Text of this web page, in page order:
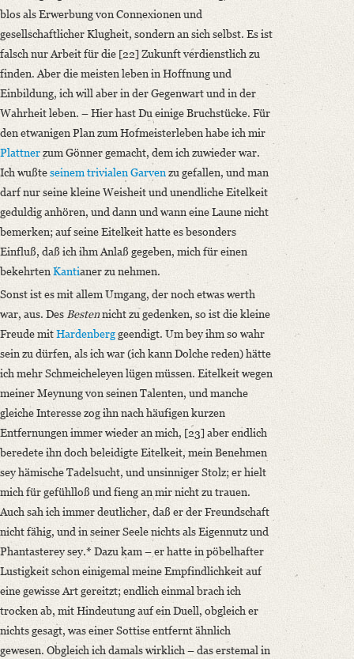
blos als Erwerbung von Connexionen und
gesellschaftlicher Klugheit, sondern an sich selbst. Es ist
falsch nur Arbeit für die [22] Zukunft verdienstlich zu
finden. Aber die meisten leben in Hoffnung und
Einbildung, ich will aber in der Gegenwart und in der
Wahrheit leben. – Hier hast Du einige Bruchstücke. Für
den etwanigen Plan zum Hofmeisterleben habe ich mir
Plattnerzum Gönner gemacht, dem ich zuwieder war.
Ich wußteseinem trivialen Garvenzu gefallen, und man
darf nur seine kleine Weisheit und unendliche Eitelkeit
geduldig anhören, und dann und wann eine Laune nicht
bemerken; auf seine Eitelkeit hatte es besonders
Einfluß, daß ich ihm Anlaß gegeben, mich für einen
bekehrtenKantianer zu nehmen.
Sonst ist es mit allem Umgang, der noch etwas werth
war, aus. Des Bestennicht zu gedenken, so ist die kleine
Freude mitHardenberggeendigt. Um bey ihm so wahr
sein zu dürfen, als ich war (ich kann Dolche reden) hätte
ich mehr Schmeicheleyen lügen müssen. Eitelkeit wegen
meiner Meynung von seinen Talenten, und manche
gleiche Interesse zog ihn nach häufigen kurzen
Entfernungen immer wieder an mich, [23] aber endlich
beredete ihn doch beleidigte Eitelkeit, mein Benehmen
sey hämische Tadelsucht, und unsinniger Stolz; er hielt
mich für gefühlloß und fieng an mir nicht zu trauen.
Auch sah ich immer deutlicher, daß er der Freundschaft
nicht fähig, und in seiner Seele nichts als Eigennutz und
Phantasterey sey.* Dazu kam – er hatte in pöbelhafter
Lustigkeit schon einigemal meine Empfindlichkeit auf
eine gewisse Art gereitzt; endlich einmal brach ich
trocken ab, mit Hindeutung auf ein Duell, obgleich er
nichts gesagt, was einer Sottise entfernt ähnlich
gewesen. Obgleich ich damals wirklich – das erstemal in